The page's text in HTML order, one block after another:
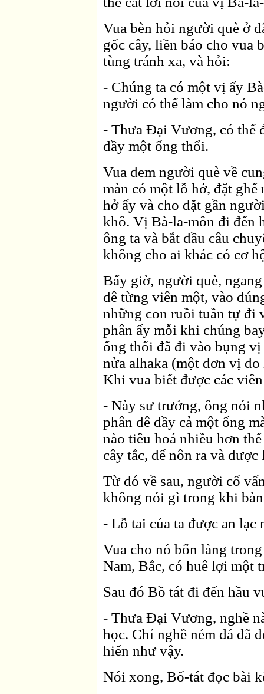
Vua bèn hỏi người què ở
gốc cây, liền báo cho vua
tùng tránh xa, và hỏi:
- Chúng ta có một vị ấy
người có thể làm cho nó
- Thưa Ðại Vương, có thể
đầy một ống thổi.
Vua đem người què về
màn có một lỗ hở, đặt
hở ấy và cho đặt gần
khô. Vị Bà-la-môn đi đến
ông ta và bắt đầu câu
không cho ai khác có cơ
Bấy giờ, người què,
dê từng viên một, vào
những con ruồi tuần tự đi
phân ấy mỗi khi chúng
ống thổi đã đi vào bụng
nửa alhaka (một đơn vị
Khi vua biết được các
- Này sư trưởng, ông nói
phân dê đầy cả một ống
nào tiêu hoá nhiều hơn
cây tắc, để nôn ra và
Từ đó về sau, người cố
không nói gì trong khi
- Lỗ tai của ta được an
Vua cho nó bốn làng
Nam, Bắc, có huê lợi một
Sau đó Bồ tát đi đến hầu
- Thưa Ðại Vương, nghề
học. Chỉ nghề ném đá đã
hiển như vậy.
Nói xong, Bố-tát đọc bài